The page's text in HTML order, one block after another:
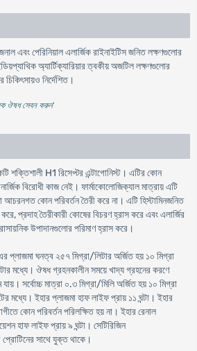
এবং পেরিনিয়াল এলার্জিক রাইনাইটিস জনিত লক্ষণগুলোর
অ্যার্টিক্যারিয়ার ত্বকীয় অজটিল লক্ষণগুলোর
নির্দেশিত।
ঔষধ সেবন করুন'
শক্তিশালী H1 রিসেপ্টর এন্টাগোনিস্ট। এটির কোন
বিরোধী কাজ নেই। ফার্মাকোলোজিক্যাল মাত্রায় এটি
আচরনগত কোন পরিবর্তন তৈরী করে না। এটি হিস্টামিনজনিত
প্রদাহ তৈরীকারী কোষের বিচরণ হ্রাস করে এবং এলার্জির
উপাদানগুলোর পরিমাণ হ্রাস করে।
প্লাজমা ঘনত্ব ২৫৭ মিগ্রা/লিটার অর্জিত হয় ১০ মিগ্রা
মধ্যে। ঔষধ গ্রহনকালীন সময়ে খাদ্য গ্রহনের করণে
সর্বোচ্চ মাত্রা ০.৩ মিগ্রা/মিলি অর্জিত হয় ১০ মিগ্রা
মধ্যে। ইহার প্লাজমা হাফ লাইফ প্রায় ১১ ঘন্টা। ইহার
কোন পরিবর্তন পরিলক্ষিত হয় না। ইহার রেনাল
হাফ লাইফ প্রায় ৯ ঘন্টা। সেটিরিজিন
সাথে যুক্ত থাকে।